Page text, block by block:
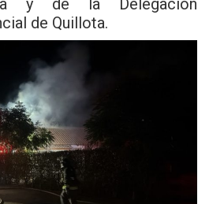
y de la Delegación
de Quillota.